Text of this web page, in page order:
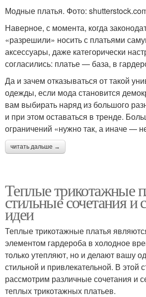
Модные платья. Фото:
Наверное, с момента, когда
«разрешили» носить с платьями
аксессуары, даже категорически
согласились: платье — база, в
Да и зачем отказываться от такой
одежды, если мода становится
вам выбирать наряд из большого
и при этом оставаться в тренде.
ограничений «нужно так, а иначе —
читать дальше →
Теплые трикотажные
стильные сочетания и
идеи
Теплые трикотажные платья
элементом гардероба в холодное
только утепляют, но и делают вашу
стильной и привлекательной. В этой
рассмотрим различные сочетания и
теплых трикотажных платьев.